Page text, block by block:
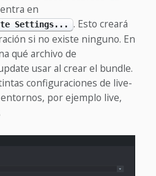
en
Settings...
. Esto creará
si no existe ninguno. En
qué archivo de
usar al crear el bundle.
configuraciones de live-
por ejemplo live,